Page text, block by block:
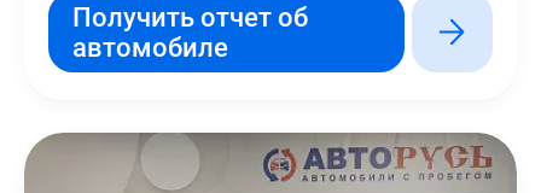
Получить отчет об
автомобиле